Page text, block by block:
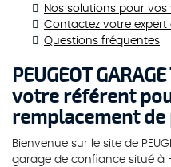
Nos solutions pour vos
Contactez votre expert
Questions fréquentes
PEUGEOT
votre référent
remplacement de
Bienvenue sur le site de
garage de confiance situé à